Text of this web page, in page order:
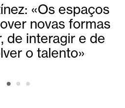
«Os espaços
novas formas
de interagir e de
o talento»